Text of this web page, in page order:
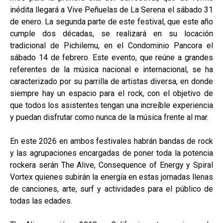
inédita llegará a Vive Peñuelas de La Serena el sábado 31
de enero. La segunda parte de este festival, que este año
cumple dos décadas, se realizará en su locación
tradicional de Pichilemu, en el Condominio Pancora el
sábado 14 de febrero. Este evento, que reúne a grandes
referentes de la música nacional e internacional, se ha
caracterizado por su parrilla de artistas diversa, en donde
siempre hay un espacio para el rock, con el objetivo de
que todos los asistentes tengan una increíble experiencia
y puedan disfrutar como nunca de la música frente al mar.
En este 2026 en ambos festivales habrán bandas de rock
y las agrupaciones encargadas de poner toda la potencia
rockera serán The Alive, Consequence of Energy y Spiral
Vortex quienes subirán la energía en estas jornadas llenas
de canciones, arte, surf y actividades para el público de
todas las edades.